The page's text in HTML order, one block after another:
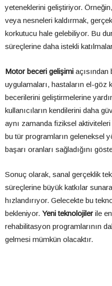
yeteneklerini geliştiriyor.
veya nesneleri kaldırmak,
korkutucu hale gelebiliyor. Bu
süreçlerine daha istekli
Motor beceri gelişimi açısından
uygulamaları, hastaların el-
becerilerini geliştirmelerine
kullanıcıların kendilerini daha
aynı zamanda fiziksel
bu tür programların geleneksel
başarı oranları sağladığını
Sonuç olarak, sanal gerçeklik
süreçlerine büyük katkılar
hızlandırıyor. Gelecekte bu
bekleniyor. Yeni teknolojilerile
rehabilitasyon programlarının
gelmesi mümkün olacaktır.